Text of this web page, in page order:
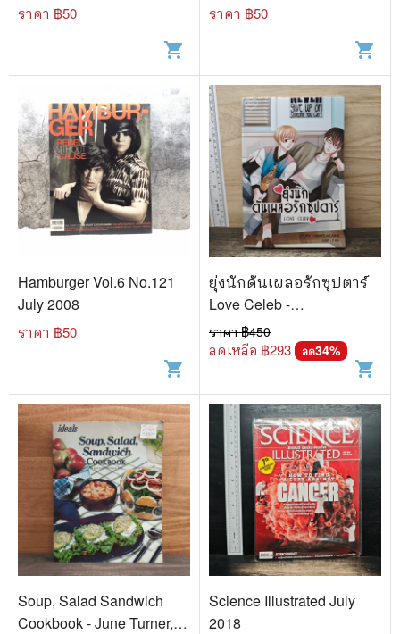
ราคา ฿50
shopping_cart
ราคา ฿50
shopping_cart
Hamburger Vol.6 No.121
July 2008
ราคา ฿50
shopping_cart
ยุ่งนักดันเผลอรักซุปตาร์
Love Celeb -
Sameejaejung
ราคา ฿450
ลดเหลือ ฿293 ลด34%
shopping_cart
Soup, Salad Sandwich
Cookbook - June Turner,
Science Illustrated July
2018